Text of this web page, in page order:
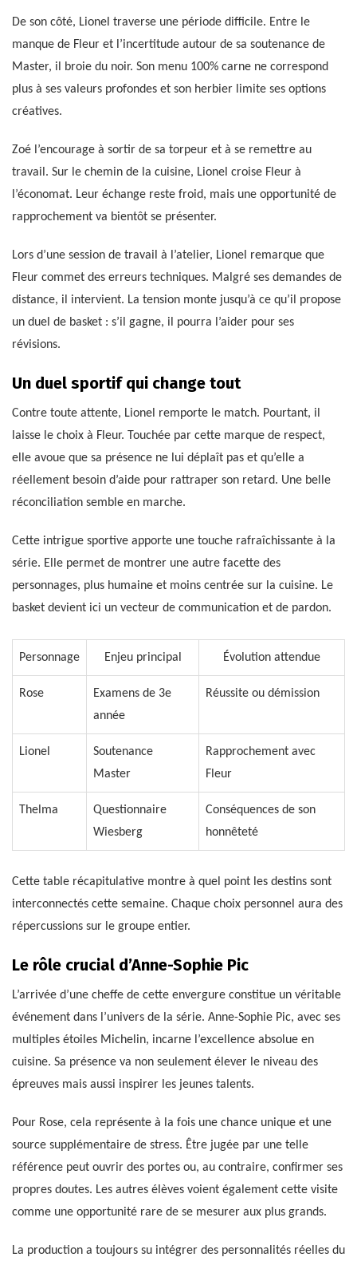
De son côté, Lionel traverse une période difficile. Entre le
manque de Fleur et l’incertitude autour de sa soutenance de
Master, il broie du noir. Son menu 100% carne ne correspond
plus à ses valeurs profondes et son herbier limite ses options
créatives.
Zoé l’encourage à sortir de sa torpeur et à se remettre au
travail. Sur le chemin de la cuisine, Lionel croise Fleur à
l’économat. Leur échange reste froid, mais une opportunité de
rapprochement va bientôt se présenter.
Lors d’une session de travail à l’atelier, Lionel remarque que
Fleur commet des erreurs techniques. Malgré ses demandes de
distance, il intervient. La tension monte jusqu’à ce qu’il propose
un duel de basket : s’il gagne, il pourra l’aider pour ses
révisions.
Un duel sportif qui change tout
Contre toute attente, Lionel remporte le match. Pourtant, il
laisse le choix à Fleur. Touchée par cette marque de respect,
elle avoue que sa présence ne lui déplaît pas et qu’elle a
réellement besoin d’aide pour rattraper son retard. Une belle
réconciliation semble en marche.
Cette intrigue sportive apporte une touche rafraîchissante à la
série. Elle permet de montrer une autre facette des
personnages, plus humaine et moins centrée sur la cuisine. Le
basket devient ici un vecteur de communication et de pardon.
Personnage Enjeu principal Évolution attendue
Rose
Examens de 3e
année
Réussite ou démission
Lionel
Soutenance
Master
Rapprochement avec
Fleur
Thelma
Questionnaire
Wiesberg
Conséquences de son
honnêteté
Cette table récapitulative montre à quel point les destins sont
interconnectés cette semaine. Chaque choix personnel aura des
répercussions sur le groupe entier.
Le rôle crucial d’Anne-Sophie Pic
L’arrivée d’une cheffe de cette envergure constitue un véritable
événement dans l’univers de la série. Anne-Sophie Pic, avec ses
multiples étoiles Michelin, incarne l’excellence absolue en
cuisine. Sa présence va non seulement élever le niveau des
épreuves mais aussi inspirer les jeunes talents.
Pour Rose, cela représente à la fois une chance unique et une
source supplémentaire de stress. Être jugée par une telle
référence peut ouvrir des portes ou, au contraire, confirmer ses
propres doutes. Les autres élèves voient également cette visite
comme une opportunité rare de se mesurer aux plus grands.
La production a toujours su intégrer des personnalités réelles du